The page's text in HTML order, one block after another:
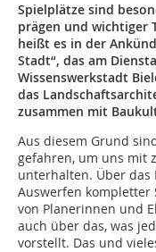
Spielplätze sind
prägen und wichtiger
heißt es in der
Stadt“, das am
Wissenswerkstadt
das
zusammen mit
Aus diesem Grund
gefahren, um uns mit
unterhalten. Über das
Auswerfen kompletter
von Planerinnen und
auch über das, was
vorstellt. Das und